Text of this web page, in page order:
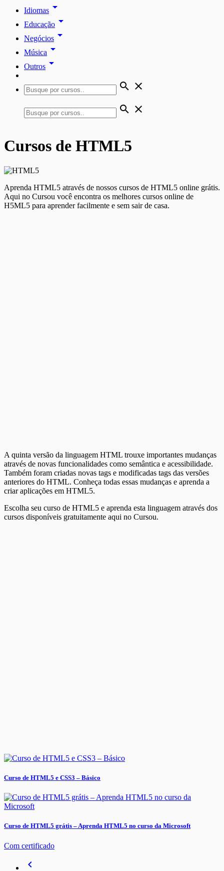
Idiomas arrow_drop_down
Educação arrow_drop_down
Negócios arrow_drop_down
Música arrow_drop_down
Outros arrow_drop_down
search close
search close
Cursos de HTML5
Aprenda HTML5 através de nossos cursos de HTML5 online grátis.
Aqui no Cursou você encontra os melhores cursos online de
H5ML5 para aprender facilmente e sem sair de casa.
A quinta versão da linguagem HTML trouxe importantes mudanças
através de novas funcionalidades como semântica e acessibilidade.
Também foram criadas novas tags e modificadas tags das versões
anteriores do HTML. Conheça todas essas mudanças e aprenda a
criar aplicações em HTML5.
Escolha seu curso de HTML5 e aprenda esta linguagem através dos
cursos disponíveis gratuitamente aqui no Cursou.
Curso de HTML5 e CSS3 – Básico
Curso de HTML5 grátis – Aprenda HTML5 no curso da Microsoft
Com certificado
navigate_before